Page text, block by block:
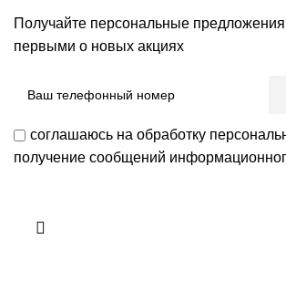
Получайте персональные предложения
первыми о новых акциях
соглашаюсь на обработку
получение сообщений